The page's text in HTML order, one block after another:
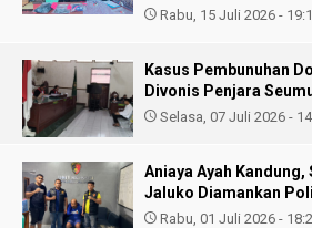
Rabu, 15 Juli 2026 -
Kasus Pembunuhan
Divonis Penjara
Selasa, 07 Juli 2026 -
Aniaya Ayah
Jaluko Diamankan
Rabu, 01 Juli 2026 -